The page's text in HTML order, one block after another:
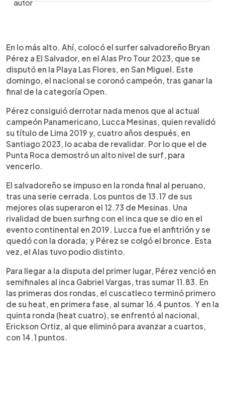
► Escuchar artículo
En lo más alto. Ahí, colocó el surfer salvadoreño Bryan
Pérez a El Salvador, en el Alas Pro Tour 2023, que se
disputó en la Playa Las Flores, en San Miguel. Este
domingo, el nacional se coronó campeón, tras ganar la
final de la categoría Open.
Pérez consiguió derrotar nada menos que al actual
campeón Panamericano, Lucca Mesinas, quien revalidó
su título de Lima 2019 y, cuatro años después, en
Santiago 2023, lo acaba de revalidar. Por lo que el de
Punta Roca demostró un alto nivel de surf, para
vencerlo.
El salvadoreño se impuso en la ronda final al peruano,
tras una serie cerrada. Los puntos de 13.17 de sus
mejores olas superaron el 12.73 de Mesinas. Una
rivalidad de buen surfing con el inca que se dio en el
evento continental en 2019. Lucca fue el anfitrión y se
quedó con la dorada; y Pérez se colgó el bronce. Esta
vez, el Alas tuvo podio distinto.
Para llegar a la disputa del primer lugar, Pérez venció en
semifinales al inca Gabriel Vargas, tras sumar 11.83. En
las primeras dos rondas, el cuscatleco terminó primero
de su heat, en primera fase, al sumar 16.4 puntos. Y en la
quinta ronda (heat cuatro), se enfrentó al nacional,
Erickson Ortiz, al que eliminó para avanzar a cuartos,
con 14.1 puntos.